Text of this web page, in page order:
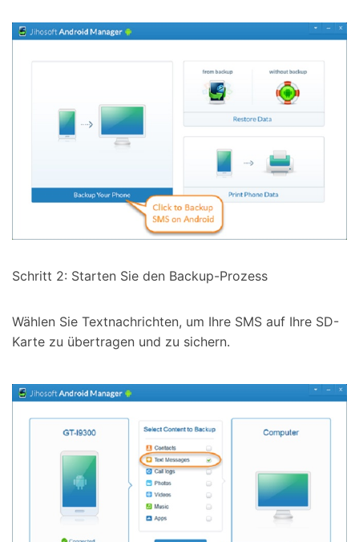
Schritt 2: Starten Sie den Backup-Prozess
Wählen Sie Textnachrichten, um Ihre SMS auf Ihre SD-
Karte zu übertragen und zu sichern.